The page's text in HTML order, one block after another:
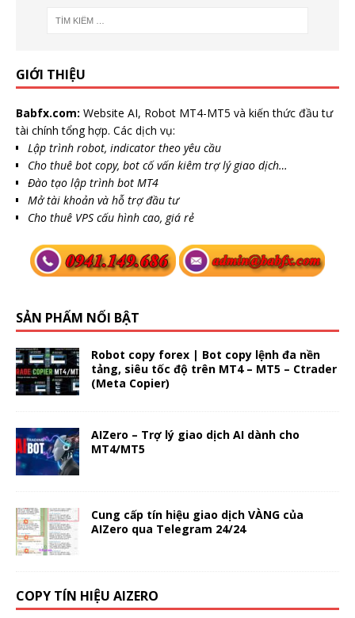
GIỚI THIỆU
Babfx.com: Website AI, Robot MT4-MT5 và kiến thức đầu tư
tài chính tổng hợp. Các dịch vụ:
Lập trình robot, indicator theo yêu cầu
Cho thuê bot copy, bot cố vấn kiêm trợ lý giao dịch…
Đào tạo lập trình bot MT4
Mở tài khoản và hỗ trợ đầu tư
Cho thuê VPS cấu hình cao, giá rẻ
SẢN PHẨM NỔI BẬT
Robot copy forex | Bot copy lệnh đa nền
tảng, siêu tốc độ trên MT4 – MT5 – Ctrader
(Meta Copier)
AIZero – Trợ lý giao dịch AI dành cho
MT4/MT5
Cung cấp tín hiệu giao dịch VÀNG của
AIZero qua Telegram 24/24
COPY TÍN HIỆU AIZERO